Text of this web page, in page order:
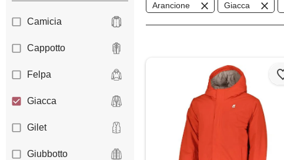
Camicia
Cappotto
Felpa
Giacca
Gilet
Giubbotto
Arancione Giacca